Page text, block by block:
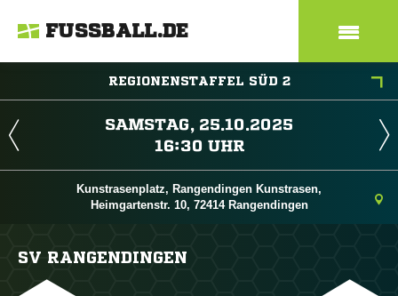
FUSSBALL.DE
REGIONENSTAFFEL SÜD 2
 
 
Kunstrasenplatz, Rangendingen Kunstrasen,
Heimgartenstr. 10, 72414 Rangendingen
SV RANGENDINGEN